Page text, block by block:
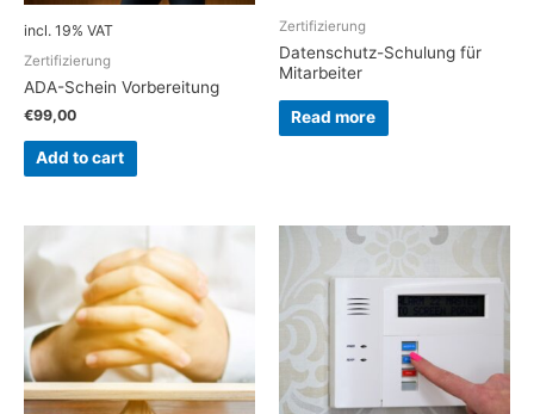
incl. 19% VAT
Zertifizierung
ADA-Schein Vorbereitung
€99,00
Add to cart
Zertifizierung
Datenschutz-Schulung für
Mitarbeiter
Read more